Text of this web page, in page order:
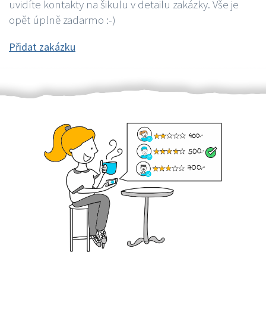
uvidíte kontakty na šikulu v detailu zakázky. Vše je
opět úplně zadarmo :-)
Přidat zakázku